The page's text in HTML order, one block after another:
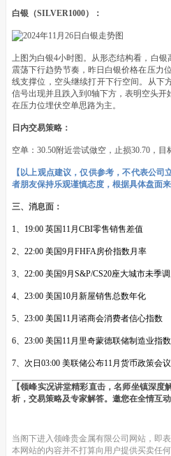
白银（SILVER1000）：
上图为白银4小时图。从形态结构看，白
震荡下行趋势节奏，昨日白银价格在压力
线支撑位，空头继续打开下行空间。从下
信号出现并且跌入到0轴下方，表明空头
在压力位埋伏空单思路为主。
日内交易策略：
空单：30.50附近尝试做空，止损30.70，目
【以上观点建议，仅供参考，不代表公
者朋友保持乐观谨慎态度，根据具体盘面来
三、消息面：
1、19:00 英国11月CBI零售销售差值
2、22:00 美国9月FHFA房价指数月率
3、22:00 美国9月S&P/CS20座大城市未季
4、23:00 美国10月新屋销售总数年化
5、23:00 美国11月谘商会消费者信心指数
6、23:00 美国11月里奇蒙德联储制造业指数
7、次日03:00 美联储公布11月货币政策会
【领峰实况讲堂精彩直击，名师坐镇深
析，交易策略及专家解答。邀您在全情互
当阁下进入领峰贵金属有限公司网站，即
本网站的内容并不打算向用户提供买卖任